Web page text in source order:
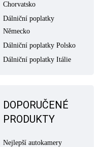
Chorvatsko
Dálniční poplatky
Německo
Dálniční poplatky Polsko
Dálniční poplatky Itálie
DOPORUČENÉ
PRODUKTY
Nejlepší autokamery